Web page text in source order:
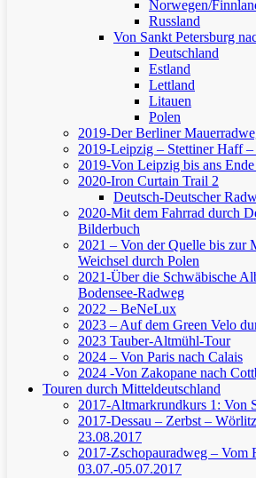
Norwegen/
Russland
Von Sankt Petersburg
Deutschland
Estland
Lettland
Litauen
Polen
2019-Der Berliner
2019-Leipzig – Stettiner Haff
2019-Von Leipzig bis ans
2020-Iron Curtain Trail 2
Deutsch-Deutscher
2020-Mit dem Fahrrad durch
Bilderbuch
2021 – Von der Quelle bis zur
Weichsel durch Polen
2021-Über die Schwäbische
Bodensee-Radweg
2022 – BeNeLux
2023 – Auf dem Green Velo
2023 Tauber-Altmühl-Tour
2024 – Von Paris nach Calais
2024 -Von Zakopane nach
Touren durch Mitteldeutschland
2017-Altmarkrundkurs 1: Von
2017-Dessau – Zerbst –
23.08.2017
2017-Zschopauradweg – Vom
03.07.-05.07.2017